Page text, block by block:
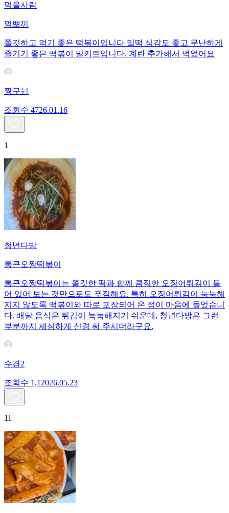
먹을사람
먹뽀끼
쫄깃하고 먹기 좋은 떡볶이입니다 밀떡 식감도 좋고 무난하게
즐기기 좋은 떡볶이 밀키트입니다. 계란 추가해서 먹었어요
짱구뉜
조회수 4726.01.16
1
청년다방
통큰오짱떡볶이
통큰오짱떡볶이는 쫄깃한 떡과 함께 큼직한 오징어튀김이 들
어 있어 보는 것만으로도 푸짐해요. 특히 오징어튀김이 눅눅해
지지 않도록 떡볶이와 따로 포장되어 온 점이 마음에 들었습니
다. 배달 음식은 튀김이 눅눅해지기 쉬운데, 청년다방은 그런
부분까지 세심하게 신경 써 주시더라구요.
수경2
조회수 1,12026.05.23
11